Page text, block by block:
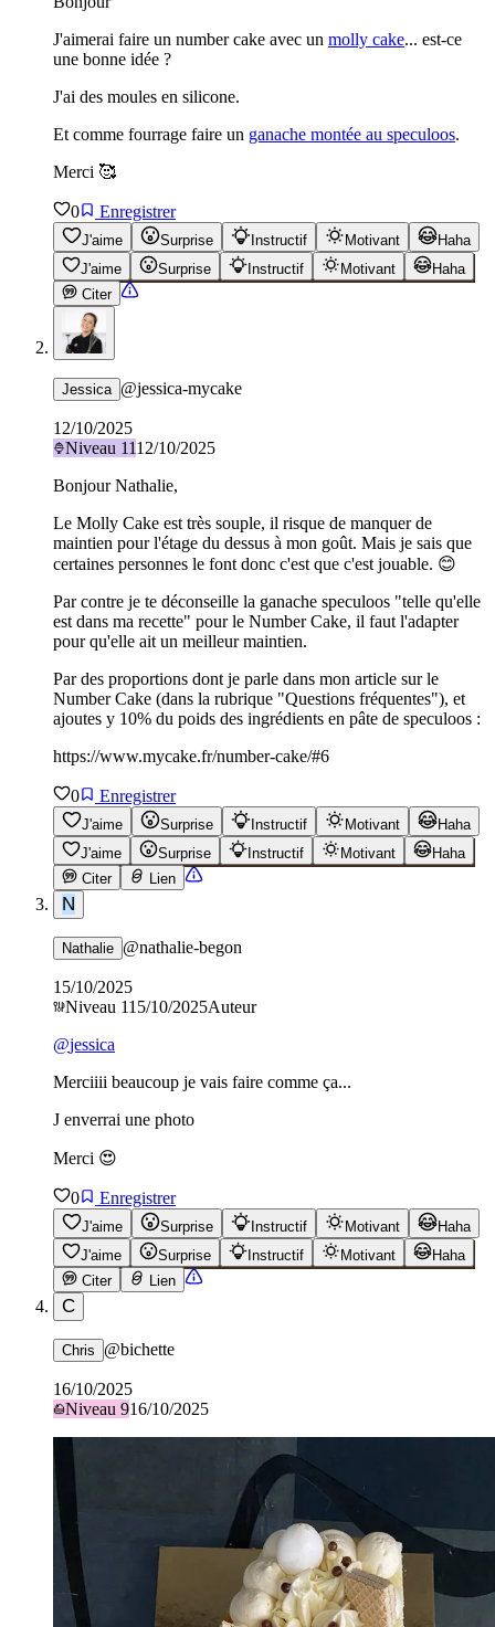
J'aimerai faire un number cake avec un molly cake... est-ce
une bonne idée ?
J'ai des moules en silicone.
Et comme fourrage faire un ganache montée au speculoos.
Merci 🥰
0 Enregistrer
J'aime Surprise Instructif Motivant
Haha
J'aime
Surprise Instructif Motivant
Haha
Citer
Jessica @jessica-mycake
12/10/2025
Niveau 1112/10/2025
Bonjour Nathalie,
Le Molly Cake est très souple, il risque de manquer de
maintien pour l'étage du dessus à mon goût. Mais je sais que
certaines personnes le font donc c'est que c'est jouable. 😊
Par contre je te déconseille la ganache speculoos "telle qu'elle
est dans ma recette" pour le Number Cake, il faut l'adapter
pour qu'elle ait un meilleur maintien.
Par des proportions dont je parle dans mon article sur le
Number Cake (dans la rubrique "Questions fréquentes"), et
ajoutes y 10% du poids des ingrédients en pâte de speculoos :
https://www.mycake.fr/number-cake/#6
0 Enregistrer
J'aime Surprise Instructif Motivant
Haha
J'aime
Surprise Instructif Motivant
Haha
Citer
Lien
N
Nathalie @nathalie-begon
15/10/2025
Niveau 115/10/2025Auteur
@jessica
Merciiii beaucoup je vais faire comme ça...
J enverrai une photo
Merci 😍
0 Enregistrer
J'aime Surprise Instructif Motivant
Haha
J'aime
Surprise Instructif Motivant
Haha
Citer
Lien
C
Chris @bichette
16/10/2025
Niveau 916/10/2025